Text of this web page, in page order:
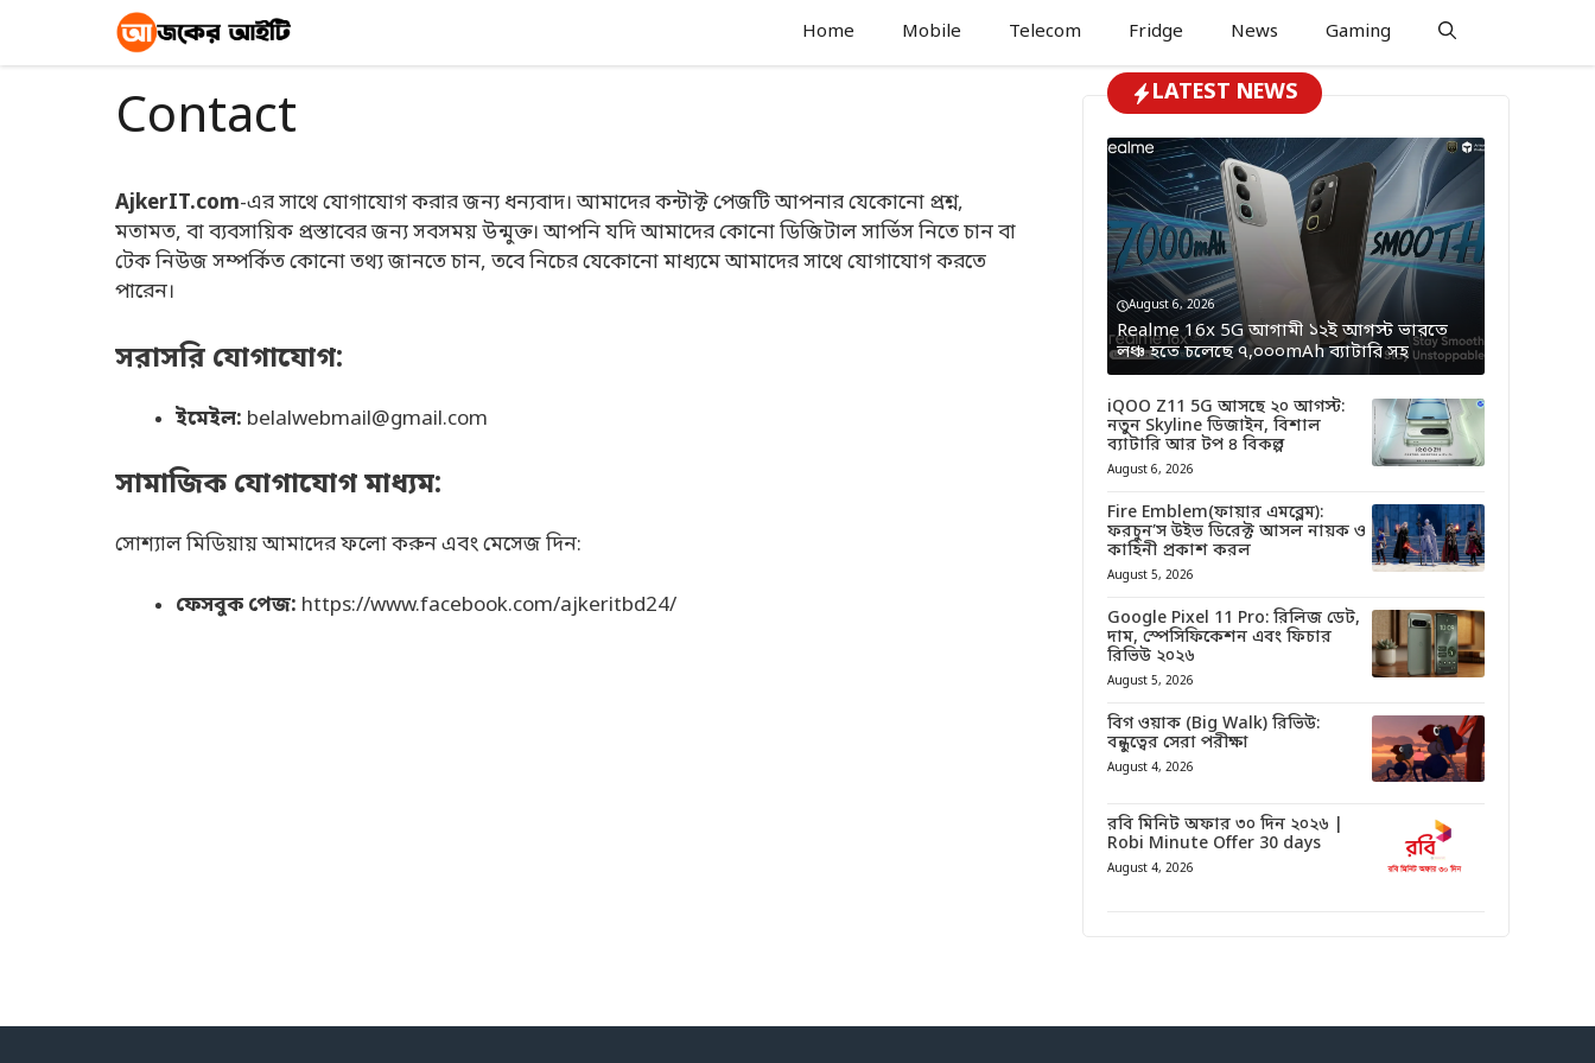
content
Home Mobile Telecom Fridge News Gaming
Contact
AjkerIT.com-এর সাথে যোগাযোগ করার জন্য ধন্যবাদ। আমাদের কন্টাক্ট পেজটি আপনার যেকোনো প্রশ্ন,
মতামত, বা ব্যবসায়িক প্রস্তাবের জন্য সবসময় উন্মুক্ত। আপনি যদি আমাদের কোনো ডিজিটাল সার্ভিস নিতে চান বা
টেক নিউজ সম্পর্কিত কোনো তথ্য জানতে চান, তবে নিচের যেকোনো মাধ্যমে আমাদের সাথে যোগাযোগ করতে
পারেন।
সরাসরি যোগাযোগ:
ইমেইল: belalwebmail@gmail.com
সামাজিক যোগাযোগ মাধ্যম:
সোশ্যাল মিডিয়ায় আমাদের ফলো করুন এবং মেসেজ দিন:
ফেসবুক পেজ: https://www.facebook.com/ajkeritbd24/
LATEST NEWS
August 6, 2026
Realme 16x 5G আগামী ১২ই আগস্ট ভারতে
লঞ্চ হতে চলেছে ৭,০০০mAh ব্যাটারি সহ
iQOO Z11 5G আসছে ২০ আগস্ট:
নতুন Skyline ডিজাইন, বিশাল
ব্যাটারি আর টপ ৪ বিকল্প
August 6, 2026
Fire Emblem(ফায়ার এমব্লেম):
ফরচুন’স উইভ ডিরেক্ট আসল নায়ক ও
কাহিনী প্রকাশ করল
August 5, 2026
Google Pixel 11 Pro: রিলিজ ডেট,
দাম, স্পেসিফিকেশন এবং ফিচার
রিভিউ ২০২৬
August 5, 2026
বিগ ওয়াক (Big Walk) রিভিউ:
বন্ধুত্বের সেরা পরীক্ষা
August 4, 2026
রবি মিনিট অফার ৩০ দিন ২০২৬ |
Robi Minute Offer 30 days
August 4, 2026